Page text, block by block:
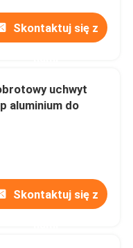
Skontaktuj się z
uchwyt
aluminium do
Skontaktuj się z